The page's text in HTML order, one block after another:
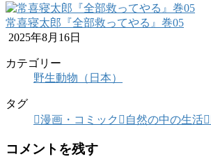
常喜寝太郎『全部救ってやる』巻05
2025年8月16日
カテゴリー
野生動物（日本）
タグ
漫画・コミック
自然の中の生活
コメントを残す